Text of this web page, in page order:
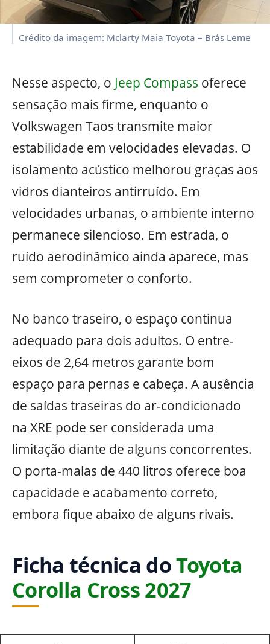
Crédito da imagem: Mclarty Maia Toyota – Brás Leme
Nesse aspecto, o Jeep Compass oferece
sensação mais firme, enquanto o
Volkswagen Taos transmite maior
estabilidade em velocidades elevadas. O
isolamento acústico melhorou graças aos
vidros dianteiros antirruído. Em
velocidades urbanas, o ambiente interno
permanece silencioso. Em estrada, o
ruído aerodinâmico ainda aparece, mas
sem comprometer o conforto.
No banco traseiro, o espaço continua
adequado para dois adultos. O entre-
eixos de 2,64 metros garante bom
espaço para pernas e cabeça. A ausência
de saídas traseiras do ar-condicionado
na XRE pode ser considerada uma
limitação diante de alguns concorrentes.
O porta-malas de 440 litros oferece boa
capacidade e acabamento correto,
embora fique abaixo de alguns rivais.
Ficha técnica doToyota
Corolla Cross 2027